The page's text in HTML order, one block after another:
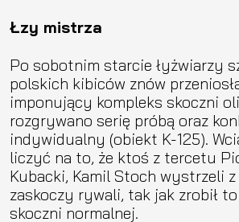
Łzy mistrza
Po sobotnim starcie łyżwiarzy
polskich kibiców znów
imponujący kompleks skoczni
rozgrywano serię próbą oraz
indywidualny (obiekt K-125).
liczyć na to, że ktoś z tercetu
Kubacki, Kamil Stoch wystrzeli
zaskoczy rywali, tak jak zrobił
skoczni normalnej.